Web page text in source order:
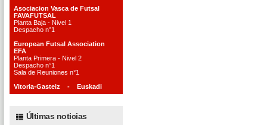
Asociacion Vasca de Futsal
FAVAFUTSAL
Planta Baja - Nivel 1
Despacho n°1
European Futsal Association
EFA
Planta Primera - Nivel 2
Despacho n°1
Sala de Reuniones n°1
Vitoria-Gasteiz - Euskadi
Últimas noticias